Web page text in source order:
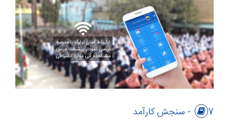
7- سنجش کارآمد